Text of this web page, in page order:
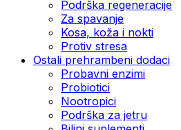
Podrška regeneracije
Za spavanje
Kosa, koža i nokti
Protiv stresa
Ostali prehrambeni dodaci
Probavni enzimi
Probiotici
Nootropici
Podrška za jetru